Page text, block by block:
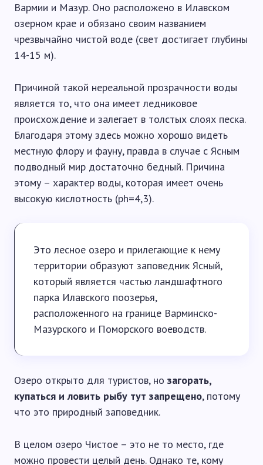
Вармии и Мазур. Оно расположено в Илавском
озерном крае и обязано своим названием
чрезвычайно чистой воде (свет достигает глубины
14-15 м).
Причиной такой нереальной прозрачности воды
является то, что она имеет ледниковое
происхождение и залегает в толстых слоях песка.
Благодаря этому здесь можно хорошо видеть
местную флору и фауну, правда в случае с Ясным
подводный мир достаточно бедный. Причина
этому – характер воды, которая имеет очень
высокую кислотность (ph=4,3).
Это лесное озеро и прилегающие к нему
территории образуют заповедник Ясный,
который является частью ландшафтного
парка Илавского поозерья,
расположенного на границе Варминско-
Мазурского и Поморского воеводств.
Озеро открыто для туристов, но загорать,
купаться и ловить рыбу тут запрещено, потому
что это природный заповедник.
В целом озеро Чистое – это не то место, где
можно провести целый день. Однако те, кому